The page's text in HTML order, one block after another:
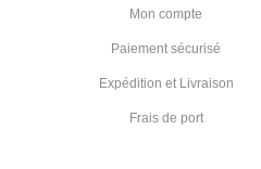
Mon compte
Paiement sécurisé
Expédition et Livraison
Frais de port